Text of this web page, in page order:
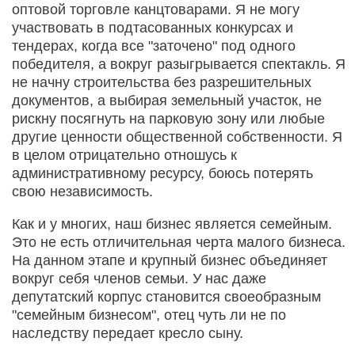
оптовой торговле канцтоварами. Я не могу
участвовать в подтасованных конкурсах и
тендерах, когда все "заточено" под одного
победителя, а вокруг разыгрывается спектакль. Я
не начну строительства без разрешительных
документов, а выбирая земельный участок, не
рискну посягнуть на парковую зону или любые
другие ценности общественной собственности. Я
в целом отрицательно отношусь к
административному ресурсу, боюсь потерять
свою независимость.
Как и у многих, наш бизнес является семейным.
Это не есть отличительная черта малого бизнеса.
На данном этапе и крупный бизнес объединяет
вокруг себя членов семьи. У нас даже
депутатский корпус становится своеобразным
"семейным бизнесом", отец чуть ли не по
наследству передает кресло сыну.